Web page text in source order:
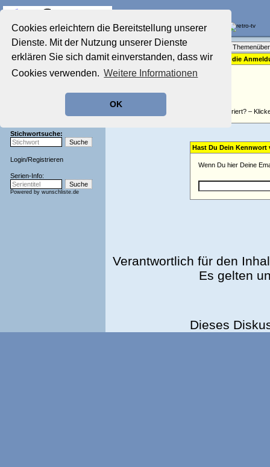
Cookies erleichtern die Bereitstellung unserer
Dienste. Mit der Nutzung unserer Dienste
erklären Sie sich damit einverstanden, dass wir
Cookies verwenden. Weitere Informationen
OK
Startseite
Aktuelles Forum
Film-Forum
Zeichentrick-Forum
Stichwortsuche:
Login/Registrieren
Serien-Info:
Powered by wunschliste.de
Bitte gib für die
Nicht registriert? –
Hast Du Dein Kennwort
Wenn Du hier Deine
Verantwortlich für den
Es gelten
Dieses